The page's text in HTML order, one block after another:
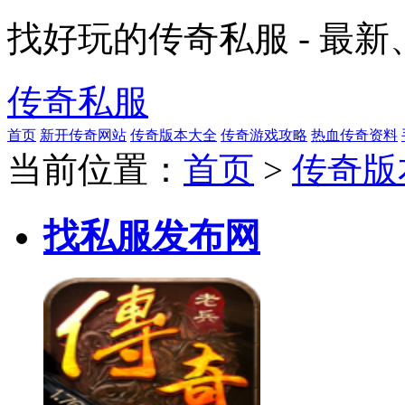
找好玩的传奇私服 - 最
传奇私服
首页 新开传奇网站 传奇版本大全 传奇游戏攻略 热血传奇资料
当前位置： 首页 > 传奇
找私服发布网